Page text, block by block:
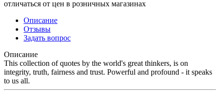
отличаться от цен в розничных магазинах
Описание
Отзывы
Задать вопрос
Описание
This collection of quotes by the world's great thinkers, is on
integrity, truth, fairness and trust. Powerful and profound - it speaks
to us all.